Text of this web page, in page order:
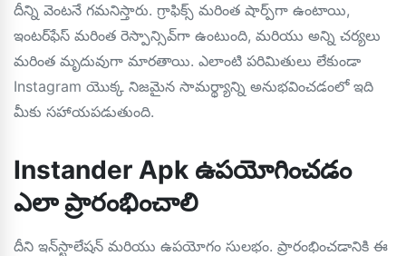
దీన్ని వెంటనే గమనిస్తారు. గ్రాఫిక్స్ మరింత షార్ప్‌గా ఉంటాయి,
ఇంటర్‌ఫేస్ మరింత రెస్పాన్సివ్‌గా ఉంటుంది, మరియు అన్ని చర్యలు
మరింత మృదువుగా మారతాయి. ఎలాంటి పరిమితులు లేకుండా
Instagram యొక్క నిజమైన సామర్థ్యాన్ని అనుభవించడంలో ఇది
మీకు సహాయపడుతుంది.
Instander Apk ఉపయోగించడం
ఎలా ప్రారంభించాలి
దీని ఇన్‌స్టాలేషన్ మరియు ఉపయోగం సులభం. ప్రారంభించడానికి ఈ